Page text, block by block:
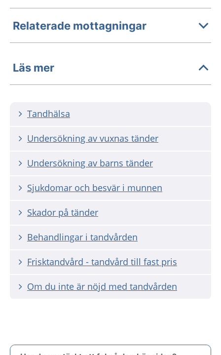
Relaterade mottagningar
Läs mer
Tandhälsa
Undersökning av vuxnas tänder
Undersökning av barns tänder
Sjukdomar och besvär i munnen
Skador på tänder
Behandlingar i tandvården
Frisktandvård - tandvård till fast pris
Om du inte är nöjd med tandvården